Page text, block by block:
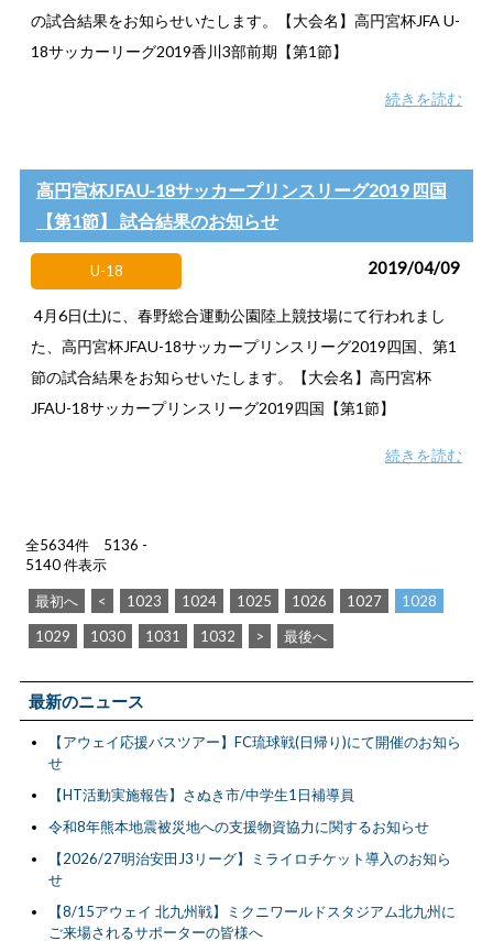
の試合結果をお知らせいたします。【大会名】高円宮杯JFA U-
18サッカーリーグ2019香川3部前期【第1節】
続きを読む
高円宮杯JFAU-18サッカープリンスリーグ2019 四国
【第1節】 試合結果のお知らせ
U-18 2019/04/09
4月6日(土)に、春野総合運動公園陸上競技場にて行われまし
た、高円宮杯JFAU-18サッカープリンスリーグ2019四国、第1
節の試合結果をお知らせいたします。【大会名】高円宮杯
JFAU-18サッカープリンスリーグ2019四国【第1節】
続きを読む
全5634件 5136 -
5140 件表示
最初へ < 1023 1024 1025 1026 1027
1028
1029
1030 1031 1032 > 最後へ
最新のニュース
【アウェイ応援バスツアー】FC琉球戦(日帰り)にて開催のお知ら
せ
【HT活動実施報告】さぬき市/中学生1日補導員
令和8年熊本地震被災地への支援物資協力に関するお知らせ
【2026/27明治安田J3リーグ】ミライロチケット導入のお知ら
せ
【8/15アウェイ 北九州戦】ミクニワールドスタジアム北九州に
ご来場されるサポーターの皆様へ